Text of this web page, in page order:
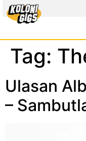
Tag:
Ulasan
–